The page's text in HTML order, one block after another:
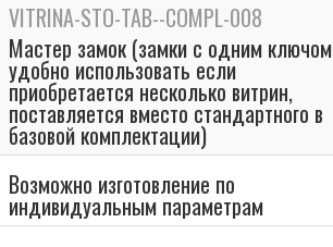
VITRINA-STO-TAB--COMPL-008
Мастер замок (замки с одним ключом
удобно использовать если
приобретается несколько витрин,
поставляется вместо стандартного в
базовой комплектации)
Возможно изготовление по
индивидуальным параметрам